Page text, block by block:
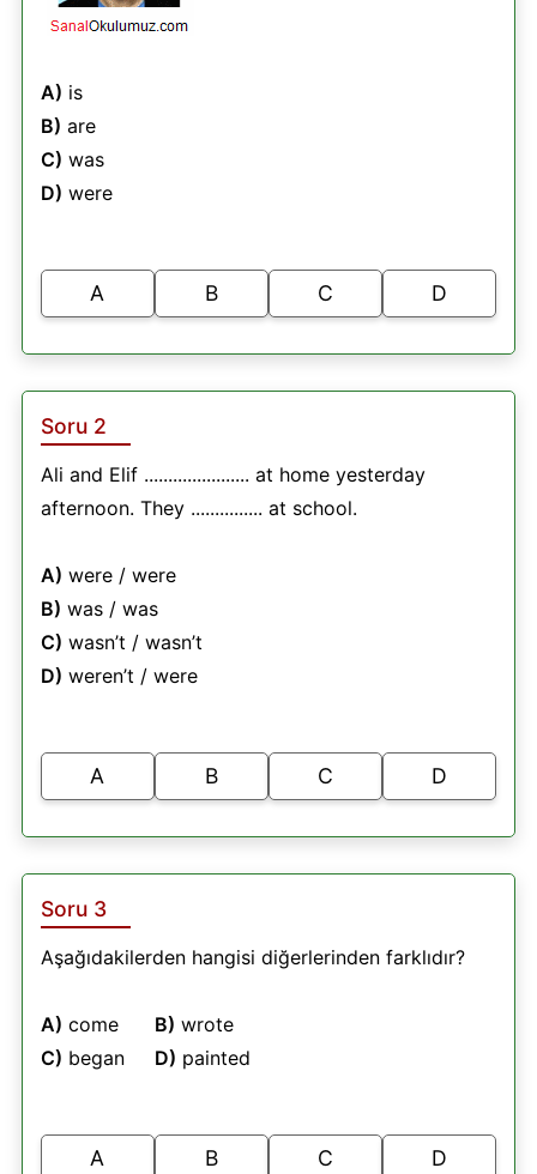
A) is
B) are
C) was
D) were
A B C D
Soru 2
Ali and Elif ...................... at home yesterday
afternoon. They ............... at school.
A) were / were
B) was / was
C) wasn’t / wasn’t
D) weren’t / were
A B C D
Soru 3
Aşağıdakilerden hangisi diğerlerinden farklıdır?
A) come B) wrote
C) began D) painted
A B C D